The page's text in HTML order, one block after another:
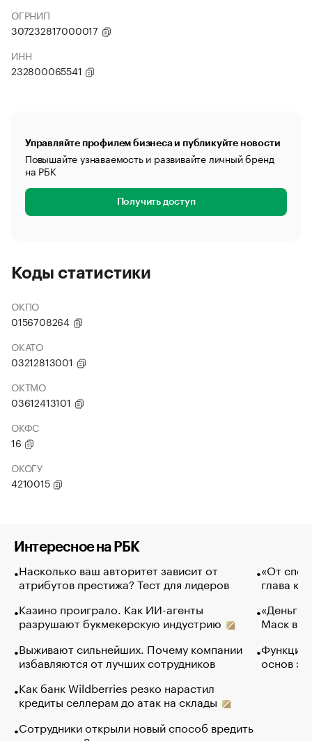
ОГРНИП
307232817000017
ИНН
232800065541
Управляйте профилем бизнеса и публикуйте новости
Повышайте узнаваемость и развивайте личный бренд
на РБК
Получить доступ
Коды статистики
ОКПО
0156708264
ОКАТО
03212813001
ОКТМО
03612413101
ОКФС
16
ОКОГУ
4210015
Интересное на РБК
Насколько ваш авторитет зависит от
атрибутов престижа? Тест для лидеров
Казино проиграло. Как ИИ-агенты
разрушают букмекерскую индустрию
Выживают сильнейших. Почему компании
избавляются от лучших сотрудников
Как банк Wildberries резко нарастил
кредиты селлерам до атак на склады
Сотрудники открыли новый способ вредить
«От
глава
«Деньги
Маск в
Функции
основ